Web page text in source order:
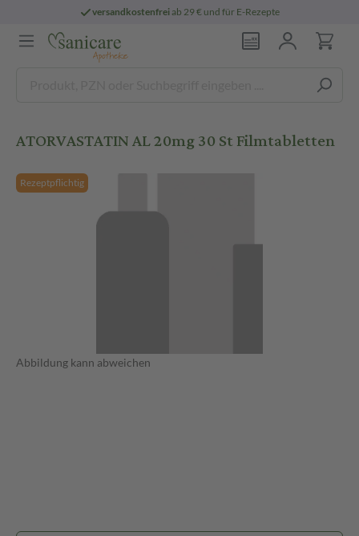
versandkostenfreiab 29 € und für E-Rezepte
ATORVASTATIN AL 20mg 30 St Filmtabletten
Rezeptpflichtig
Abbildung kann abweichen